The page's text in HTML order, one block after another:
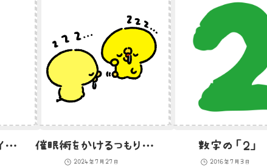
笑顔のマヨネーズのイラスト 催眠術をかけるつもりが自分もかかるひよこ
2024年7月27日
数字の「２」
2016年7月3日